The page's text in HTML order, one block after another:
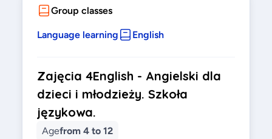
Group classes
Language learning English
Zajęcia 4English - Angielski dla
dzieci i młodzieży. Szkoła
językowa.
Agefrom 4 to 12